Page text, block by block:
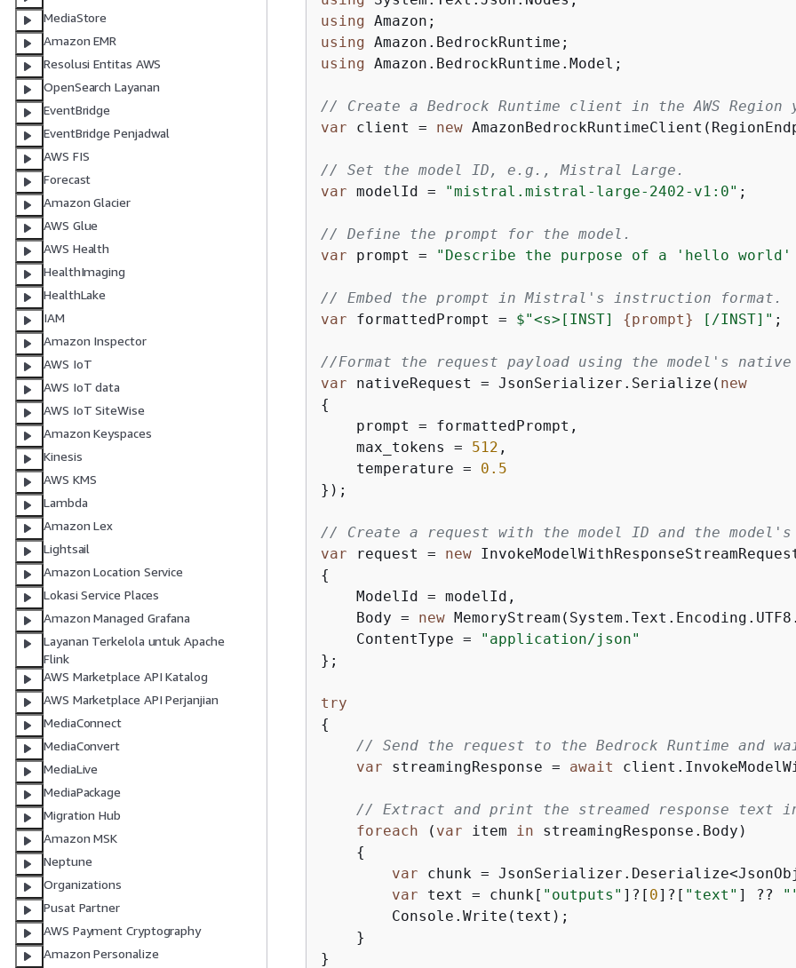
MediaStore
Amazon EMR
Resolusi Entitas AWS
OpenSearch Layanan
EventBridge
EventBridge Penjadwal
AWS FIS
Forecast
Amazon Glacier
AWS Glue
AWS Health
HealthImaging
HealthLake
IAM
Amazon Inspector
AWS IoT
AWS IoT data
AWS IoT SiteWise
Amazon Keyspaces
Kinesis
AWS KMS
Lambda
Amazon Lex
Lightsail
Amazon Location Service
Lokasi Service Places
Amazon Managed Grafana
Layanan Terkelola untuk Apache
Flink
AWS Marketplace API Katalog
AWS Marketplace API Perjanjian
MediaConnect
MediaConvert
MediaLive
MediaPackage
Migration Hub
Amazon MSK
Neptune
Organizations
Pusat Partner
AWS Payment Cryptography
Amazon Personalize
using
using
using Amazon.BedrockRuntime.Model;
// Create a Bedrock Runtime client in the AWS Region
var client = new
// Set the model ID, e.g., Mistral Large.
var modelId = "mistral.mistral-large-2402-v1:0" ;
// Define the prompt for the model.
var prompt = "Describe the purpose of a 'hello world'
// Embed the prompt in Mistral's instruction format.
var formattedPrompt = $"<s>[INST] {prompt} [/INST]" ;
//Format the request payload using the model's
var nativeRequest = JsonSerializer.Serialize( new
{
    prompt = formattedPrompt,
    max_tokens =
512 ,
    temperature =
0.5
});
// Create a request with the model ID and the model's
var request = new
{
    ModelId = modelId,
    Body =
new
    ContentType =
"application/json"
};
try
{
// Send the request to the Bedrock Runtime and
var streamingResponse = await
// Extract and print the streamed response text
foreach ( var item in streamingResponse.Body)
{
var chunk =
var text = chunk[ "outputs" ]?[ 0]?[ "text" ] ??
        Console.Write(text);
    }
}